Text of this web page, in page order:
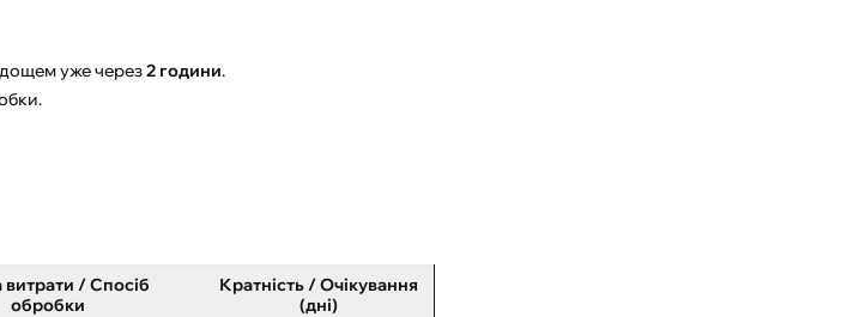
уже через2 години.
/ Спосіб
обробки
Кратність / Очікування
(дні)